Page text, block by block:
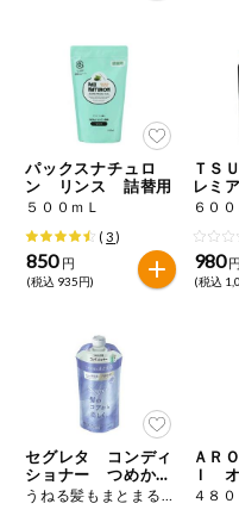
推しコープ
パックスナチュロ
ン リンス 詰替用
５００ｍＬ
(3)
850 円
(税込 935円)
ＴＳ
レミ
ージ
リー
かえ用
６００
980 円
(税込
セグレタ コンディ
ショナー つめかえ
用
うねる髪もまとまる ３４０ｍＬ
ＡＲ
Ｉ
モイ
４８０